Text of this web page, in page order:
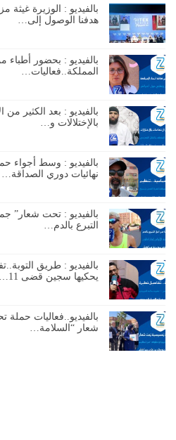
بالفيديو : الوزيرة غيثة
هدفنا الوصول إلى…
بالفيديو : بحضور أطباء
المملكة..فعاليات…
بالفيديو : بعد الكثير من
بالإختلالات و…
بالفيديو : وسط أجواء
نهائيات دوري الصداقة…
بالفيديو : تحت شعار”
التبرع بالدم…
بالفيديو : طريق
يحكيها سجين قضى 11…
بالفيديو..فعاليات
شعار “السلامة…